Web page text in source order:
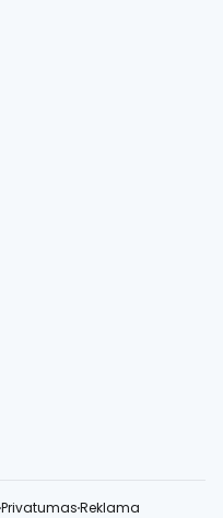
PrivatumasReklama